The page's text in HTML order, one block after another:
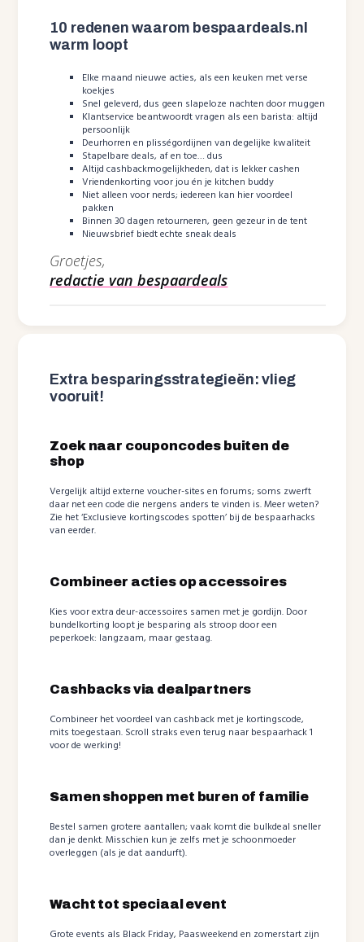
10 redenen waarom bespaardeals.nl
warm loopt
Elke maand nieuwe acties, als een keuken met verse
koekjes
Snel geleverd, dus geen slapeloze nachten door muggen
Klantservice beantwoordt vragen als een barista: altijd
persoonlijk
Deurhorren en plisségordijnen van degelijke kwaliteit
Stapelbare deals, af en toe… dus
Altijd cashbackmogelijkheden, dat is lekker cashen
Vriendenkorting voor jou én je kitchen buddy
Niet alleen voor nerds; iedereen kan hier voordeel
pakken
Binnen 30 dagen retourneren, geen gezeur in de tent
Nieuwsbrief biedt echte sneak deals
Groetjes,
redactie van bespaardeals
Extra besparingsstrategieën: vlieg
vooruit!
Zoek naar couponcodes buiten de
shop
Vergelijk altijd externe voucher-sites en forums; soms zwerft
daar net een code die nergens anders te vinden is. Meer weten?
Zie het ‘Exclusieve kortingscodes spotten’ bij de bespaarhacks
van eerder.
Combineer acties op accessoires
Kies voor extra deur-accessoires samen met je gordijn. Door
bundelkorting loopt je besparing als stroop door een
peperkoek: langzaam, maar gestaag.
Cashbacks via dealpartners
Combineer het voordeel van cashback met je kortingscode,
mits toegestaan. Scroll straks even terug naar bespaarhack 1
voor de werking!
Samen shoppen met buren of familie
Bestel samen grotere aantallen; vaak komt die bulkdeal sneller
dan je denkt. Misschien kun je zelfs met je schoonmoeder
overleggen (als je dat aandurft).
Wacht tot speciaal event
Grote events als Black Friday, Paasweekend en zomerstart zijn